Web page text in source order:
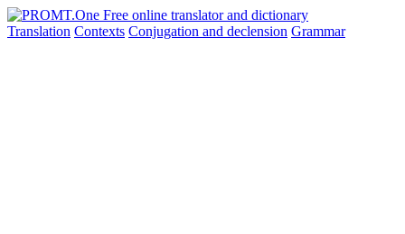
Translation Contexts Conjugation and declension Grammar